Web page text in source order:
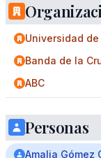
Universidad
Banda de la
ABC
Personas
Amalia Gómez